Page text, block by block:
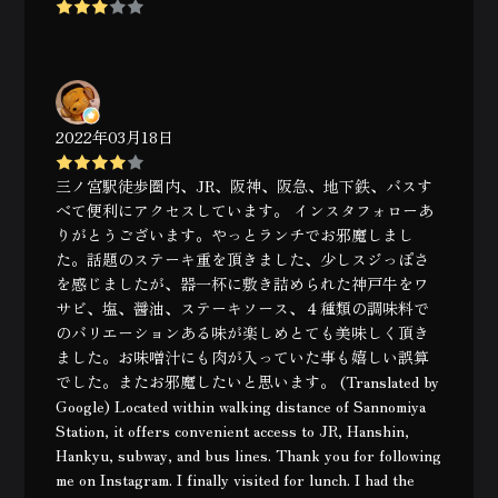
2022年03月18日
三ノ宮駅徒歩圏内、JR、阪神、阪急、地下鉄、バスす
べて便利にアクセスしています。 インスタフォローあ
りがとうございます。やっとランチでお邪魔しまし
た。話題のステーキ重を頂きました、少しスジっぽさ
を感じましたが、器一杯に敷き詰められた神戸牛をワ
サビ、塩、醤油、ステーキソース、４種類の調味料で
のバリエーションある味が楽しめとても美味しく頂き
ました。お味噌汁にも肉が入っていた事も嬉しい誤算
でした。またお邪魔したいと思います。 (Translated by
Google) Located within walking distance of Sannomiya
Station, it offers convenient access to JR, Hanshin,
Hankyu, subway, and bus lines. Thank you for following
me on Instagram. I finally visited for lunch. I had the